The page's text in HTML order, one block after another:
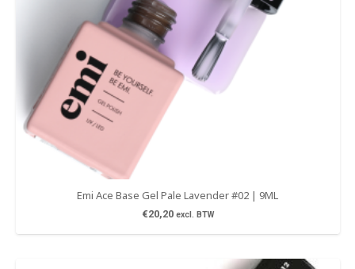
Emi Ace Base Gel Pale Lavender #02 | 9ML
€20,20 excl. BTW